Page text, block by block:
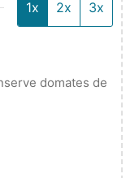
1x 2x 3x
domates de